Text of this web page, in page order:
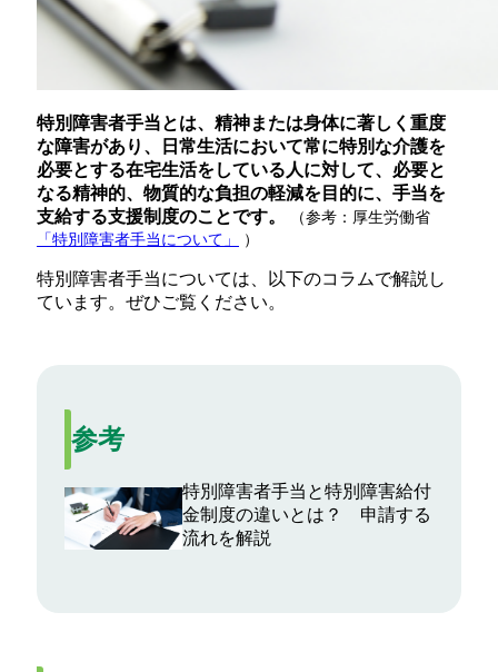
特別障害者手当とは、精神または身体に著しく重度
な障害があり、日常生活において常に特別な介護を
必要とする在宅生活をしている人に対して、必要と
なる精神的、物質的な負担の軽減を目的に、手当を
支給する支援制度のことです。
（参考：厚生労働省
「特別障害者手当について」
）
特別障害者手当については、以下のコラムで解説し
ています。ぜひご覧ください。
参考
特別障害者手当と特別障害給付
金制度の違いとは？ 申請する
流れを解説